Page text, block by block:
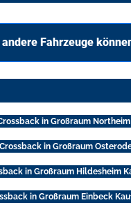
Fahrzeuge
in Großraum
in Großraum
in Großraum Hildesheim
in Großraum Einbeck